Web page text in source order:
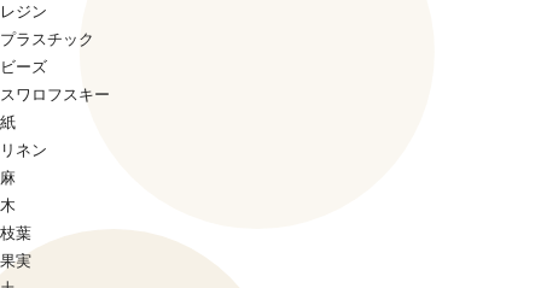
レジン
プラスチック
ビーズ
スワロフスキー
紙
リネン
麻
木
枝葉
果実